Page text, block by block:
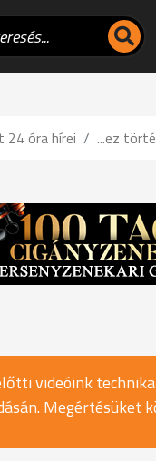
24 óra hírei ...ez
videóink
Megértésüket